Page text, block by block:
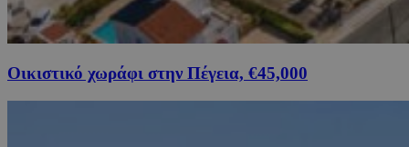
Οικιστικό χωράφι στην Πέγεια, €45,000